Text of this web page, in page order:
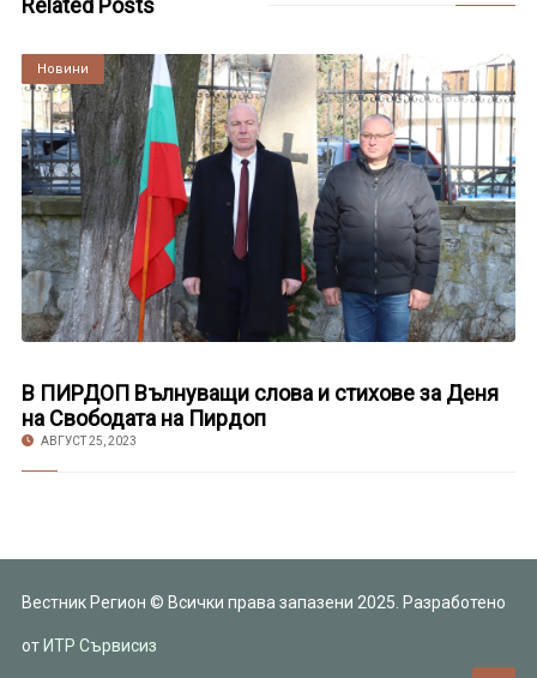
Култура
Новини
В ПИРДОП Вълнуващи слова и стихове за Деня
на Свободата на Пирдоп
АВГУСТ 25, 2023
Вестник Регион © Всички права запазени 2025. Разработено
от ИТР Сървисиз